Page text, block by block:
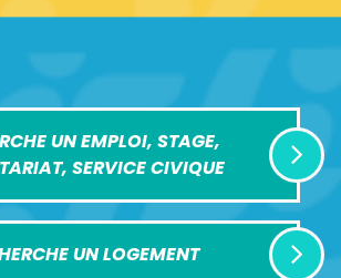
UN EMPLOI, STAGE,
SERVICE CIVIQUE
UN LOGEMENT